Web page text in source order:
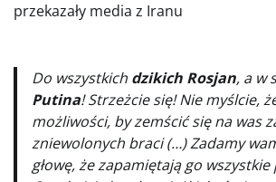
przekazały media z Iranu
Do wszystkich dzikich Rosjan, a w
Putina! Strzeżcie się! Nie myślcie,
możliwości, by zemścić się na was
zniewolonych braci (…) Zadamy
głowę, że zapamiętają go